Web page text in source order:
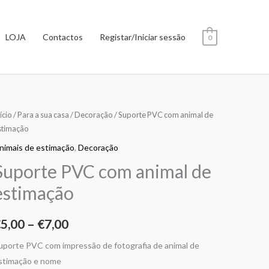
LOJA Contactos Registar/Iniciar sessão 0
/Para a sua casa/Decoração/ Suporte PVC com animal de
de estimação,Decoração
PVC com animal de
5,00 – €7,00
Price
range:
€5,00
through
PVC com impressão de fotografia de animal de
e nome